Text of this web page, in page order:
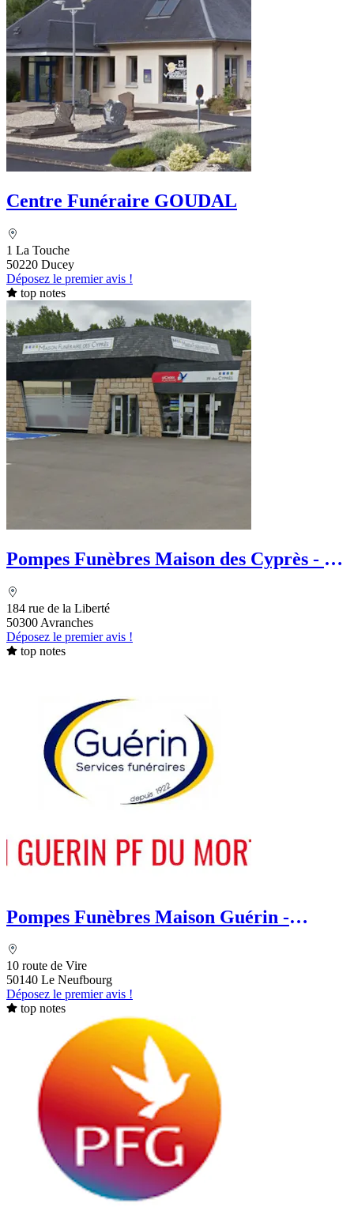
Centre Funéraire GOUDAL
1 La Touche
50220 Ducey
Déposez le premier avis !
top notes
Pompes Funèbres Maison des Cyprès - Le
184 rue de la Liberté
50300 Avranches
Déposez le premier avis !
top notes
Pompes Funèbres Maison Guérin -
10 route de Vire
50140 Le Neufbourg
Déposez le premier avis !
top notes